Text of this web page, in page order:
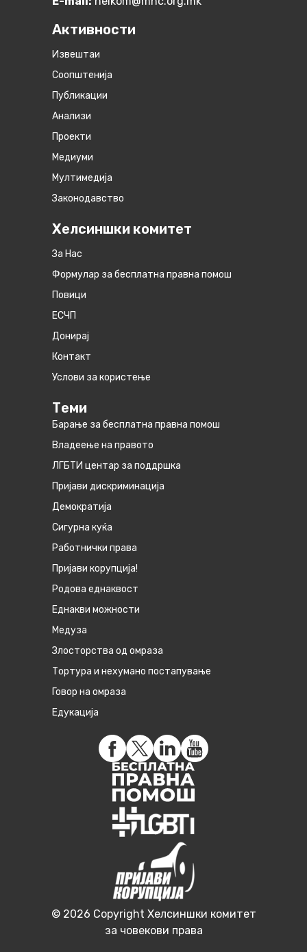
Активности
Извештаи
Соопштенија
Публикации
Анализи
Проекти
Медиуми
Мултимедија
Законодавство
Хелсиншки комитет
За Нас
Формулар за бесплатна правна помош
Повици
ЕСЧП
Донирај
Контакт
Услови за користење
Теми
Барање за бесплатна правна помош
Владеење на правото
ЛГБТИ центар за поддршка
Пријави дискриминација
Демократија
Сигурна куќа
Работнички права
Пријави корупција!
Родова еднаквост
Eднакви можности
Медуза
Злосторства од омраза
Тортура и нехумано постапување
Говор на омраза
Едукација
© 2026 Copyright Хелсиншки комитет
за човекови права